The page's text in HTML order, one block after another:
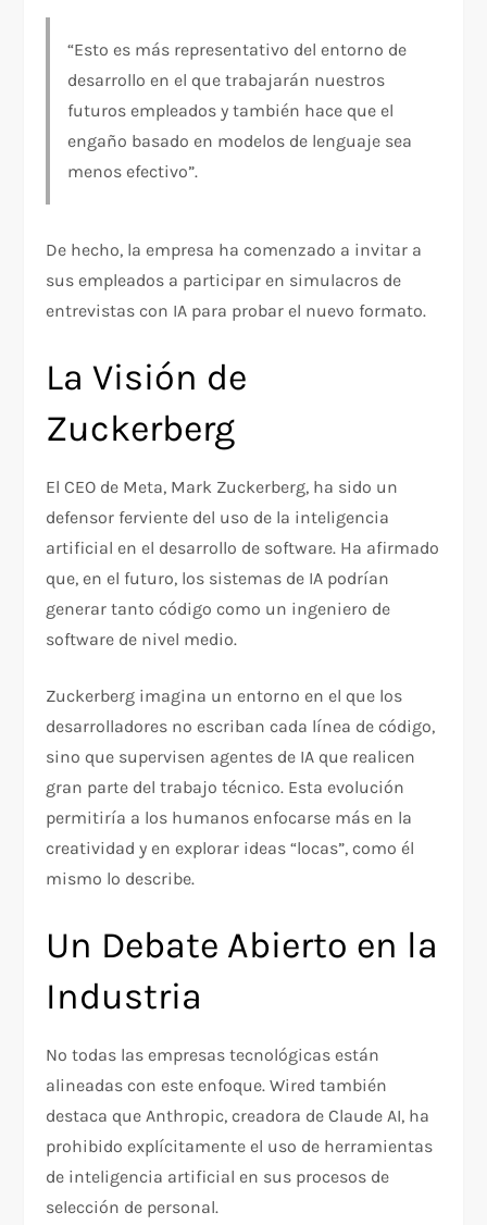
“Esto es más representativo del entorno de
desarrollo en el que trabajarán nuestros
futuros empleados y también hace que el
engaño basado en modelos de lenguaje sea
menos efectivo”.
De hecho, la empresa ha comenzado a invitar a
sus empleados a participar en simulacros de
entrevistas con IA para probar el nuevo formato.
La Visión de
Zuckerberg
El CEO de Meta, Mark Zuckerberg, ha sido un
defensor ferviente del uso de la inteligencia
artificial en el desarrollo de software. Ha afirmado
que, en el futuro, los sistemas de IA podrían
generar tanto código como un ingeniero de
software de nivel medio.
Zuckerberg imagina un entorno en el que los
desarrolladores no escriban cada línea de código,
sino que supervisen agentes de IA que realicen
gran parte del trabajo técnico. Esta evolución
permitiría a los humanos enfocarse más en la
creatividad y en explorar ideas “locas”, como él
mismo lo describe.
Un Debate Abierto en la
Industria
No todas las empresas tecnológicas están
alineadas con este enfoque. Wired también
destaca que Anthropic, creadora de Claude AI, ha
prohibido explícitamente el uso de herramientas
de inteligencia artificial en sus procesos de
selección de personal.